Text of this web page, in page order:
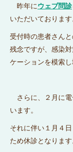
昨年にウェブ問診
いただいております
受付時の患者さん
残念ですが、感染
ケーションを模索し
さらに、２月に電
います。
それに伴い１月４
ため休診となります